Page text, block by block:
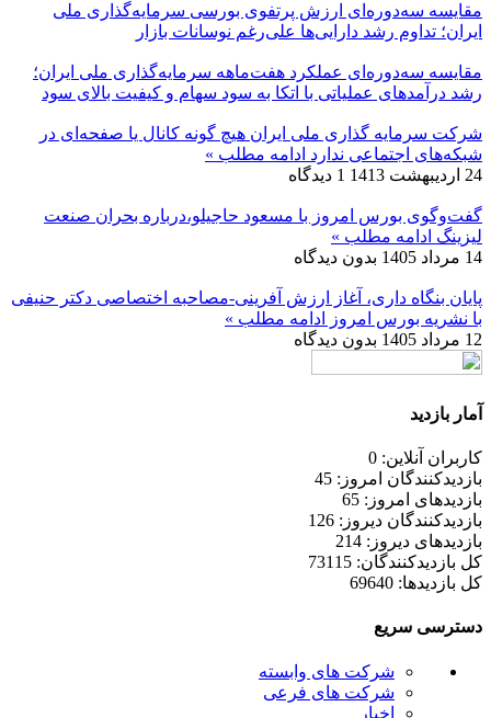
مقایسه سه‌دوره‌ای ارزش پرتفوی بورسی سرمایه‌گذاری ملی
ایران؛ تداوم رشد دارایی‌ها علی‌رغم نوسانات بازار
مقایسه سه‌دوره‌ای عملکرد هفت‌ماهه سرمایه‌گذاری ملی ایران؛
رشد درآمدهای عملیاتی با اتکا به سود سهام و کیفیت بالای سود
شرکت سرمایه گذاری ملی ایران هیچ گونه کانال یا صفحه‌ای در
شبکه‌های اجتماعی ندارد ادامه مطلب »
24 اردیبهشت 1413
1 دیدگاه
گفت‌وگوی بورس امروز با مسعود حاجیلو،درباره بحران صنعت
لیزینگ ادامه مطلب »
14 مرداد 1405
بدون دیدگاه
پایان بنگاه داری، آغاز ارزش آفرینی-مصاحبه اختصاصی دکتر حنیفی
با نشریه بورس امروز
ادامه مطلب »
12 مرداد 1405
بدون دیدگاه
آمار بازدید
کاربران آنلاین: 0
بازدیدکنندگان امروز: 45
بازدیدهای امروز: 65
بازدیدکنندگان دیروز: 126
بازدیدهای دیروز: 214
کل بازدیدکنند‌گان: 73115
کل بازدیدها: 69640
دسترسی سریع
شرکت های وابسته
شرکت های فرعی
اخبار